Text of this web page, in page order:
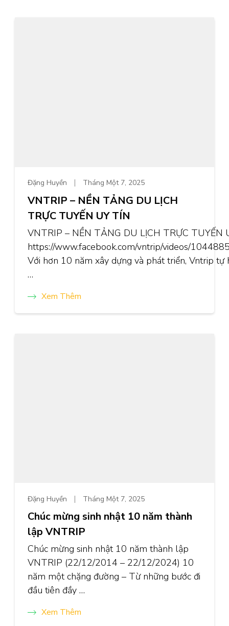
Đặng Huyền Tháng Một 7, 2025
VNTRIP – NỀN TẢNG DU LỊCH
TRỰC TUYẾN UY TÍN
VNTRIP – NỀN TẢNG DU LỊCH TRỰC TUYẾN
https://www.facebook.com/vntrip/videos/
Với hơn 10 năm xây dựng và phát triển, Vntrip tự
…
Xem Thêm
Đặng Huyền Tháng Một 7, 2025
Chúc mừng sinh nhật 10 năm thành
lập VNTRIP
Chúc mừng sinh nhật 10 năm thành lập
VNTRIP (22/12/2014 – 22/12/2024) 10
năm một chặng đường – Từ những bước đi
đầu tiên đầy …
Xem Thêm